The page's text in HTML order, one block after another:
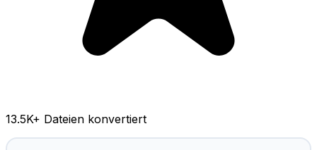
13.5K+ Dateien konvertiert